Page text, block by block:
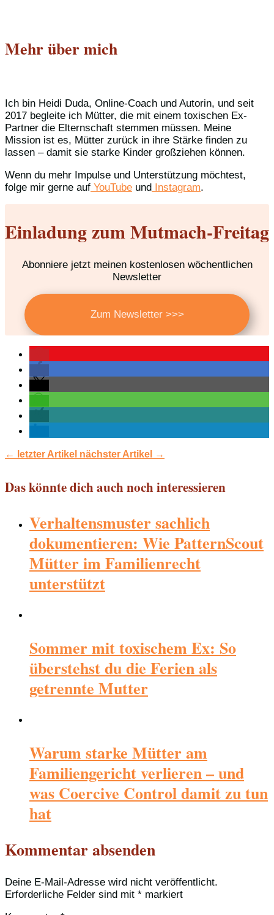
Mehr über mich
Ich bin Heidi Duda, Online-Coach und Autorin, und seit
2017 begleite ich Mütter, die mit einem toxischen Ex-
Partner die Elternschaft stemmen müssen. Meine
Mission ist es, Mütter zurück in ihre Stärke finden zu
lassen – damit sie starke Kinder großziehen können.
Wenn du mehr Impulse und Unterstützung möchtest,
folge mir gerne auf YouTube und Instagram.
Einladung zum Mutmach-Freitag
Abonniere jetzt meinen kostenlosen wöchentlichen
Newsletter
Zum Newsletter >>>
← letzter Artikel nächster Artikel →
Das könnte dich auch noch interessieren
Verhaltensmuster sachlich
dokumentieren: Wie PatternScout
Mütter im Familienrecht
unterstützt
Sommer mit toxischem Ex: So
überstehst du die Ferien als
getrennte Mutter
Warum starke Mütter am
Familiengericht verlieren – und
was Coercive Control damit zu tun
hat
Kommentar absenden
Deine E-Mail-Adresse wird nicht veröffentlicht.
Erforderliche Felder sind mit * markiert